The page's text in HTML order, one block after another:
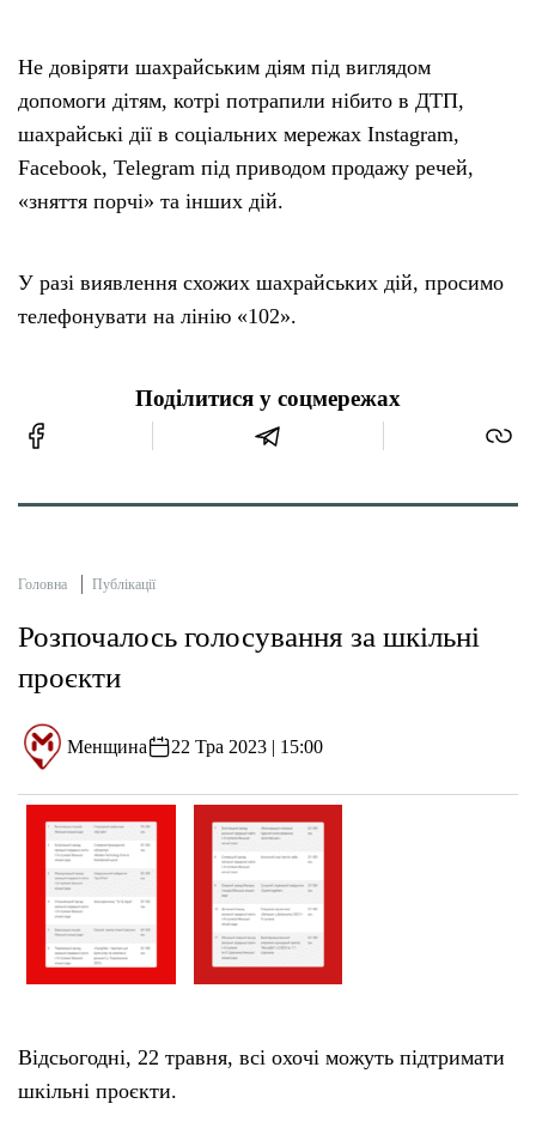
Не довіряти шахрайським діям під виглядом
допомоги дітям, котрі потрапили нібито в ДТП,
шахрайські дії в соціальних мережах Instagram,
Facebook, Telegram під приводом продажу речей,
«зняття порчі» та інших дій.
У разі виявлення схожих шахрайських дій, просимо
телефонувати на лінію «102».
Поділитися у соцмережах
Головна Публікації
Розпочалось голосування за шкільні
проєкти
Менщина 22 Тра 2023 | 15:00
Відсьогодні, 22 травня, всі охочі можуть підтримати
шкільні проєкти.